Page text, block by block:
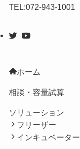
TEL:072-943-1001
ホーム
相談・容量試算
ソリューション
フリーザー
インキュベーター